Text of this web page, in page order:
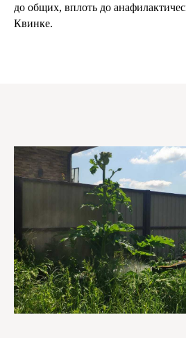
до общих, вплоть до
Квинке.